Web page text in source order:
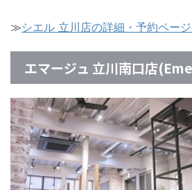
≫シエル 立川店の詳細・予約ペー
エマージュ 立川南口店